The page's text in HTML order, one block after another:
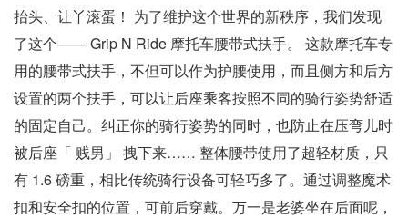
抬头、让丫滚蛋！ 为了维护这个世界的新秩序，我们发现
了这个—— Grip N Ride 摩托车腰带式扶手。 这款摩托车专
用的腰带式扶手，不但可以作为护腰使用，而且侧方和后方
设置的两个扶手，可以让后座乘客按照不同的骑行姿势舒适
的固定自己。纠正你的骑行姿势的同时，也防止在压弯儿时
被后座「 贱男」 拽下来…… 整体腰带使用了超轻材质，只
有 1.6 磅重，相比传统骑行设备可轻巧多了。通过调整魔术
扣和安全扣的位置，可前后穿戴。万一是老婆坐在后面呢，